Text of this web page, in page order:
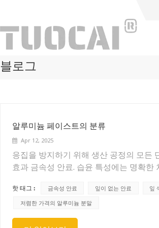
블로그
알루미늄 페이스트의 분류
Apr 12, 2025
응집을 방지하기 위해 생산 공정의 모든
효과 금속성 안료. 습윤 특성에는 명확한
스테아르산 등을 사용하여 달성됩니다.
양의 안료가 항상 위험합니다. 젖음으로
고려되어야 합니다. 물감 배합을 할 때는
핫 태그 : 금속성 안료 잎이 없는 안료 잎
저렴한 가격의 알루미늄 분말